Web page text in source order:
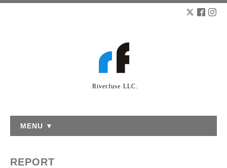
Riverfuse LLC.
MENU ▼
REPORT